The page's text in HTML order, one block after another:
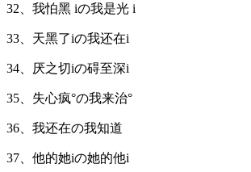
32、我怕黑 iの我是光 i
33、天黑了iの我还在i
34、厌之切iの碍至深i
35、失心疯°の我来治°
36、我还在の我知道
37、他的她iの她的他i